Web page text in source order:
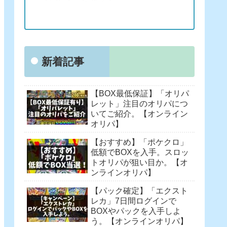
新着記事
【BOX最低保証】「オリパ
レット」注目のオリパにつ
いてご紹介。【オンライン
オリパ】
【おすすめ】「ポケクロ」
低額でBOXを入手。スロッ
トオリパが狙い目か。【オ
ンラインオリパ】
【パック確定】「エクスト
レカ」7日間ログインで
BOXやパックを入手しよ
う。【オンラインオリパ】